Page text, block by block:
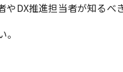
DX推進担当者が知るべ